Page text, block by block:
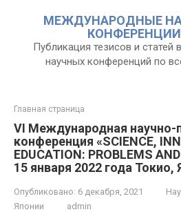
МЕЖДУНАРОДНЫЕ
КОНФЕРЕНЦИИ
Публикация тезисов и статей
научных конференций по
Главная страница
VI Международная научно-
конференция «SCIENCE,
EDUCATION: PROBLEMS
15 января 2022 года Токио,
Опубликовано: 6 декабря, 2021
Японии
admin